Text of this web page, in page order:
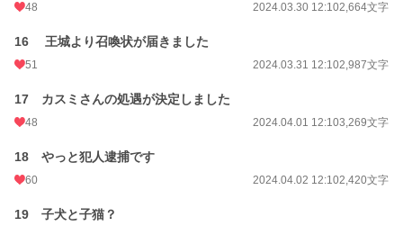
48 2024.03.30 12:102,664文字
16 王城より召喚状が届きました
51 2024.03.31 12:102,987文字
17 カスミさんの処遇が決定しました
48 2024.04.01 12:103,269文字
18 やっと犯人逮捕です
60 2024.04.02 12:102,420文字
19 子犬と子猫？